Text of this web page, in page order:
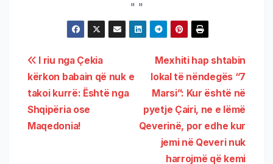
" "
Mexhiti hap shtabin
lokal të nëndegës “7
Marsi”: Kur është në
pyetje Çairi, ne e lëmë
Qeverinë, por edhe kur
jemi në Qeveri nuk
harrojmë që kemi
I riu nga Çekia
kërkon babain që nuk e
takoi kurrë: Është nga
Shqipëria ose
Maqedonia!